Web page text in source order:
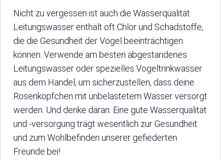
Nicht zu vergessen ist auch die Wasserqualität.
Leitungswasser enthält oft Chlor und Schadstoffe,
die die Gesundheit der Vögel beeinträchtigen
können. Verwende am besten abgestandenes
Leitungswasser oder spezielles Vogeltrinkwasser
aus dem Handel, um sicherzustellen, dass deine
Rosenköpfchen mit unbelastetem Wasser versorgt
werden. Und denke daran: Eine gute Wasserqualität
und -versorgung trägt wesentlich zur Gesundheit
und zum Wohlbefinden unserer gefiederten
Freunde bei!